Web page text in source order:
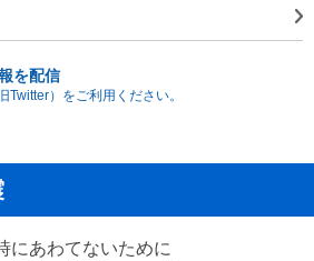
を配信
Twitter）をご利用ください。
にあわてないために